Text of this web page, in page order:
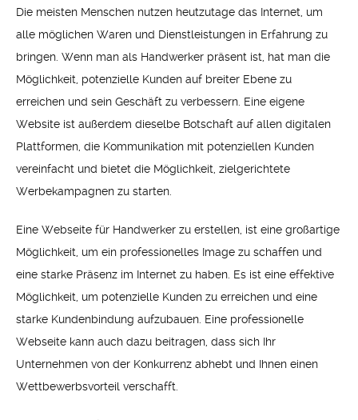
Die meisten Menschen nutzen heutzutage das Internet, um
alle möglichen Waren und Dienstleistungen in Erfahrung zu
bringen. Wenn man als Handwerker präsent ist, hat man die
Möglichkeit, potenzielle Kunden auf breiter Ebene zu
erreichen und sein Geschäft zu verbessern. Eine eigene
Website ist außerdem dieselbe Botschaft auf allen digitalen
Plattformen, die Kommunikation mit potenziellen Kunden
vereinfacht und bietet die Möglichkeit, zielgerichtete
Werbekampagnen zu starten.
Eine Webseite für Handwerker zu erstellen, ist eine großartige
Möglichkeit, um ein professionelles Image zu schaffen und
eine starke Präsenz im Internet zu haben. Es ist eine effektive
Möglichkeit, um potenzielle Kunden zu erreichen und eine
starke Kundenbindung aufzubauen. Eine professionelle
Webseite kann auch dazu beitragen, dass sich Ihr
Unternehmen von der Konkurrenz abhebt und Ihnen einen
Wettbewerbsvorteil verschafft.